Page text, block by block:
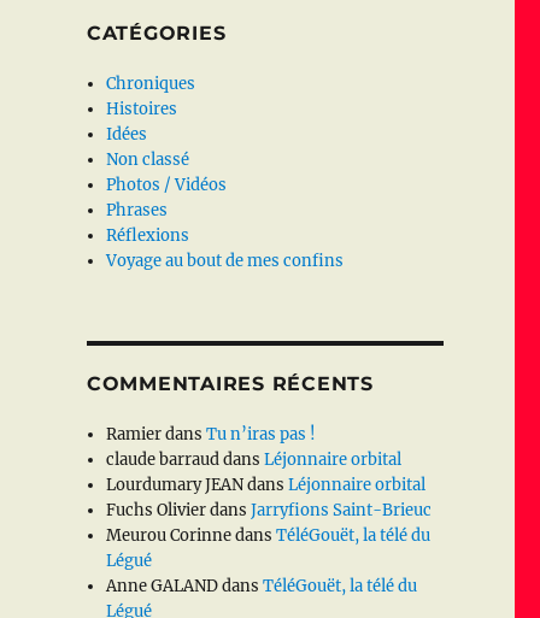
CATÉGORIES
Chroniques
Histoires
Idées
Non classé
Photos / Vidéos
Phrases
Réflexions
Voyage au bout de mes confins
COMMENTAIRES RÉCENTS
RamierdansTu n’iras pas !
claude barrauddansLéjonnaire orbital
Lourdumary JEANdansLéjonnaire orbital
Fuchs OlivierdansJarryfions Saint-Brieuc
Meurou CorinnedansTéléGouët, la télé du
Légué
Anne GALANDdansTéléGouët, la télé du
Légué